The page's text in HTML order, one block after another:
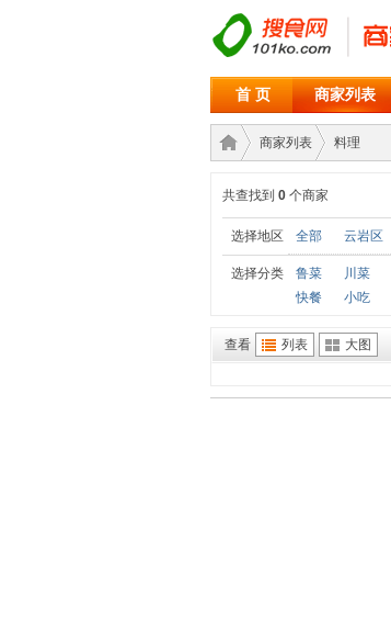
首 页 商家列表
商家›
商家列表
›
料理
共查找到 0 个商家
选择地区 全部 云岩区
选择分类 鲁菜 川菜
快餐
小吃
查看 列表 大图